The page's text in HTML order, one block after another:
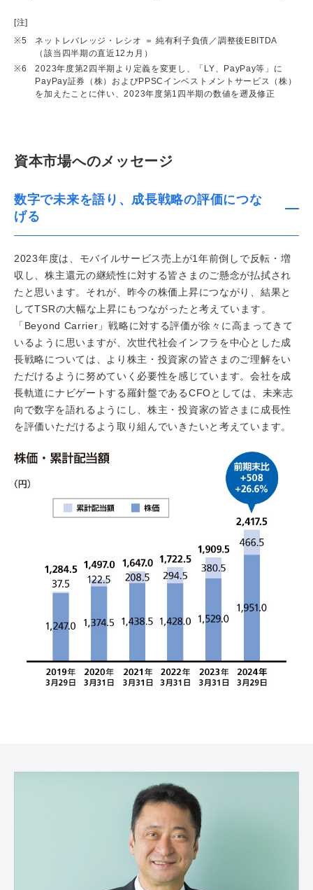
[注]
※5
ネットレバレッジ・レシオ ＝ 純有利子負債／調整後EBITDA
（該当四半期の直近12カ月）
※6
2023年度第2四半期より定義を変更し、「LY、PayPay等」に
PayPay証券（株）およびPPSCインベストメントサービス（株）
を加えたことに伴い、2023年度第1四半期の数値を遡及修正
資本市場へのメッセージ
数字で未来を語り、成長戦略の評価につな
げる
2023年度は、モバイルサービス売上が1年前倒しで反転・増
収し、株主還元の継続性に対する皆さまのご懸念が払拭され
たと思います。それが、昨今の株価上昇につながり、結果と
してTSRの大幅な上昇にもつながったと考えています。
「Beyond Carrier」戦略に対する評価が徐々に高まってきて
いるように思いますが、次世代社会インフラを中心とした成
長戦略については、より株主・投資家の皆さまのご理解をい
ただけるように努めていく必要性を感じています。会社を成
長軌道にナビゲートする羅針盤であるCFOとしては、未来志
向で数字を語れるようにし、株主・投資家の皆さまに成長性
を評価いただけるよう取り組んでいきたいと考えています。